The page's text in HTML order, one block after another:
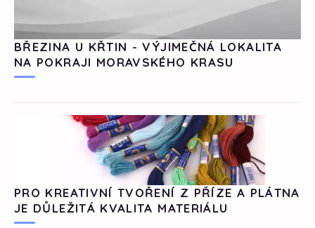
BŘEZINA U KŘTIN - VÝJIMEČNÁ LOKALITA
NA POKRAJI MORAVSKÉHO KRASU
PRO KREATIVNÍ TVOŘENÍ Z PŘÍZE A PLÁTNA
JE DŮLEŽITÁ KVALITA MATERIÁLU